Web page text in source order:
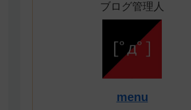
ブログ管理人
menu